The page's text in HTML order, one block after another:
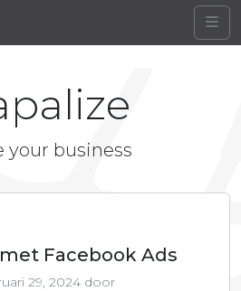
your business
Facebook Ads
29, 2024 door